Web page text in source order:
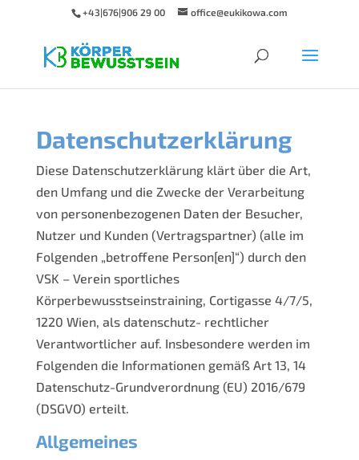
+43|676|906 29 00 office@eukikowa.com
Datenschutzerklärung
Diese Datenschutzerklärung klärt über die Art,
den Umfang und die Zwecke der Verarbeitung
von personenbezogenen Daten der Besucher,
Nutzer und Kunden (Vertragspartner) (alle im
Folgenden „betroffene Person[en]“) durch den
VSK – Verein sportliches
Körperbewusstseinstraining, Cortigasse 4/7/5,
1220 Wien, als datenschutz- rechtlicher
Verantwortlicher auf. Insbesondere werden im
Folgenden die Informationen gemäß Art 13, 14
Datenschutz-Grundverordnung (EU) 2016/679
(DSGVO) erteilt.
Allgemeines